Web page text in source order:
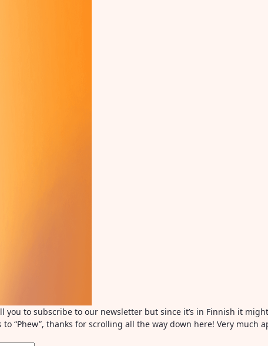
you to subscribe to our newsletter but since it’s in Finnish it
“Phew”, thanks for scrolling all the way down here! Very